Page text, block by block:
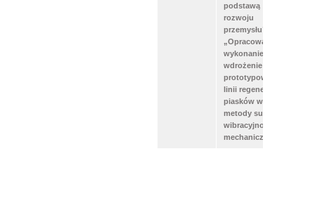
podstawą
rozwoju
przemysłu” za
„Opracowanie,
wykonanie i
wdrożenie
prototypowej
linii regeneracji
piasków wg
metody suchej
wibracyjno-
mechanicznej”.